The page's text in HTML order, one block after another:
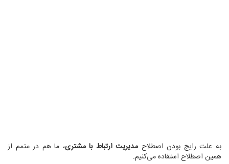
به علت رایج بودن اصطلاح مدیریت ارتباط با مشتری، ما هم در متمم از
همین اصطلاح استفاده می‌کنیم.